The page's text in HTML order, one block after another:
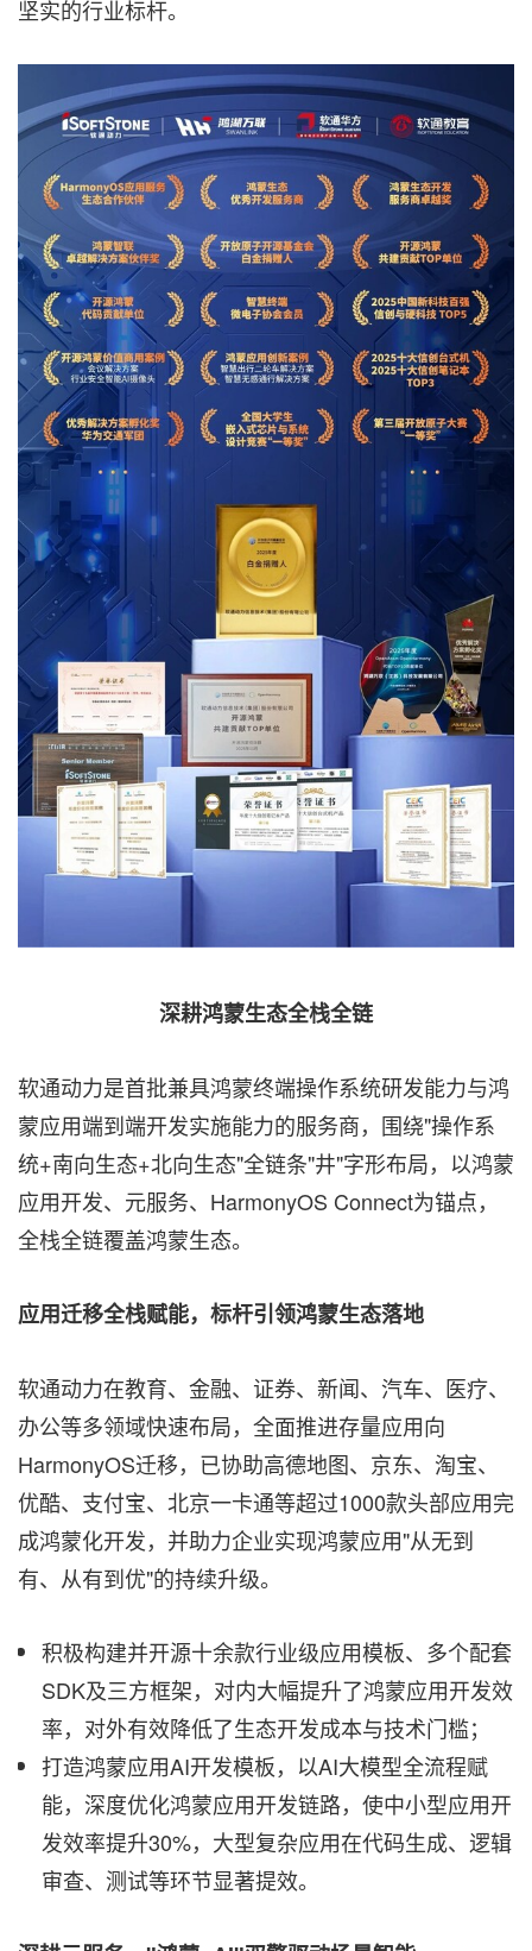
坚实的行业标杆。
深耕鸿蒙生态全栈全链
软通动力是首批兼具鸿蒙终端操作系统研发能力与鸿
蒙应用端到端开发实施能力的服务商，围绕"操作系
统+南向生态+北向生态"全链条"井"字形布局，以鸿蒙
应用开发、元服务、HarmonyOS Connect为锚点，
全栈全链覆盖鸿蒙生态。
应用迁移全栈赋能，标杆引领鸿蒙生态落地
软通动力在教育、金融、证券、新闻、汽车、医疗、
办公等多领域快速布局，全面推进存量应用向
HarmonyOS迁移，已协助高德地图、京东、淘宝、
优酷、支付宝、北京一卡通等超过1000款头部应用完
成鸿蒙化开发，并助力企业实现鸿蒙应用"从无到
有、从有到优"的持续升级。
积极构建并开源十余款行业级应用模板、多个配套
SDK及三方框架，对内大幅提升了鸿蒙应用开发效
率，对外有效降低了生态开发成本与技术门槛；
打造鸿蒙应用AI开发模板，以AI大模型全流程赋
能，深度优化鸿蒙应用开发链路，使中小型应用开
发效率提升30%，大型复杂应用在代码生成、逻辑
审查、测试等环节显著提效。